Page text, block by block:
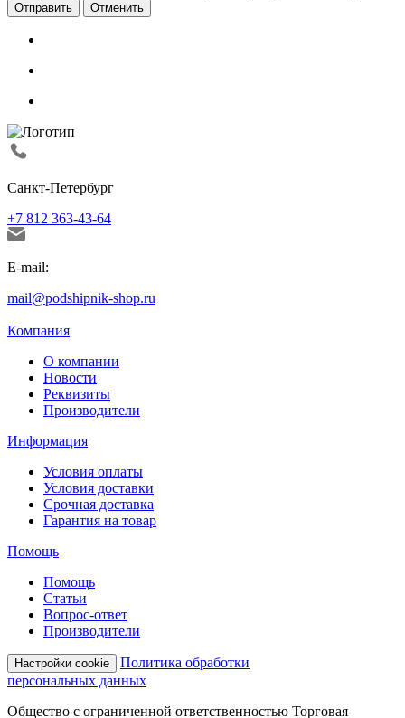
Отменить
Санкт-Петербург
+7 812 363-43-64
E-mail:
mail@podshipnik-shop.ru
Компания
О компании
Новости
Реквизиты
Производители
Информация
Условия оплаты
Условия доставки
Срочная доставка
Гарантия на товар
Помощь
Помощь
Статьи
Вопрос-ответ
Производители
Настройки cookie
Политика обработки
персональных данных
Общество с ограниченной ответственностью Торговая